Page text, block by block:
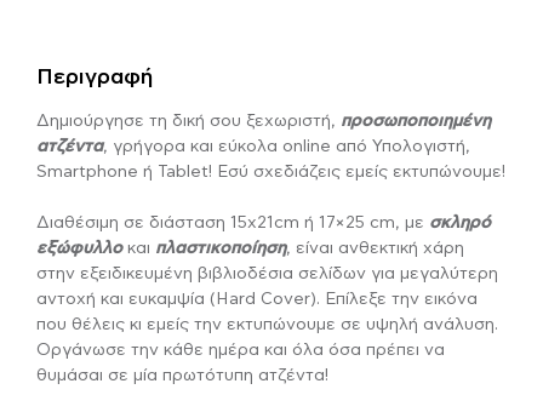
Περιγραφή
Δημιούργησε τη δική σου ξεχωριστή, προσωποποιημένη
ατζέντα, γρήγορα και εύκολα online από Υπολογιστή,
Smartphone ή Tablet! Εσύ σχεδιάζεις εμείς εκτυπώνουμε!
Διαθέσιμη σε διάσταση 15x21cm ή 17×25 cm, με σκληρό
εξώφυλλοκαι πλαστικοποίηση, είναι ανθεκτική χάρη
στην εξειδικευμένη βιβλιοδέσια σελίδων για μεγαλύτερη
αντοχή και ευκαμψία (Hard Cover). Επίλεξε την εικόνα
που θέλεις κι εμείς την εκτυπώνουμε σε υψηλή ανάλυση.
Οργάνωσε την κάθε ημέρα και όλα όσα πρέπει να
θυμάσαι σε μία πρωτότυπη ατζέντα!